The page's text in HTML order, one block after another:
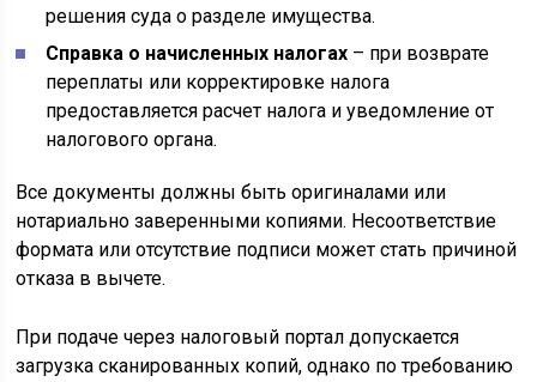
решения суда о разделе имущества.
Справка о начисленных налогах – при возврате
переплаты или корректировке налога
предоставляется расчет налога и уведомление от
налогового органа.
Все документы должны быть оригиналами или
нотариально заверенными копиями. Несоответствие
формата или отсутствие подписи может стать причиной
отказа в вычете.
При подаче через налоговый портал допускается
загрузка сканированных копий, однако по требованию